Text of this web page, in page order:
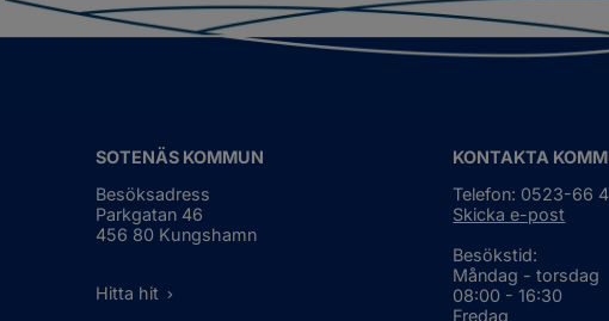
SOTENÄS KOMMUN
Besöksadress
Parkgatan 46
456 80 Kungshamn
Hitta hit
KONTAKTA
Telefon: 0523-66
Skicka e-post
Besökstid:
Måndag - torsdag
08:00 - 16:30
Fredag